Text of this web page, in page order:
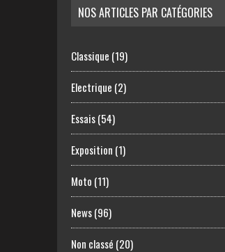
NOS ARTICLES PAR CATÉGORIES
Classique (19)
Electrique (2)
Essais(54)
Exposition (1)
Moto (11)
News(96)
Non classé (20)